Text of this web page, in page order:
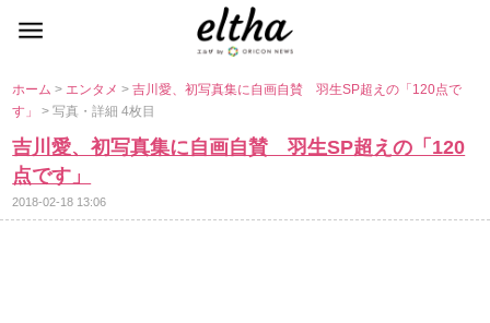
ホーム> エンタメ>吉川愛、初写真集に自画自賛 羽生SP超えの「120点で
す」> 写真・詳細 4枚目
吉川愛、初写真集に自画自賛 羽生SP超えの「120
点です」
2018-02-18 13:06